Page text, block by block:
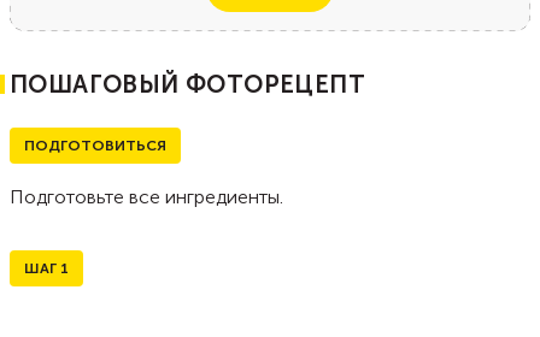
ПОШАГОВЫЙ ФОТОРЕЦЕПТ
ПОДГОТОВИТЬСЯ
Подготовьте все ингредиенты.
ШАГ 1